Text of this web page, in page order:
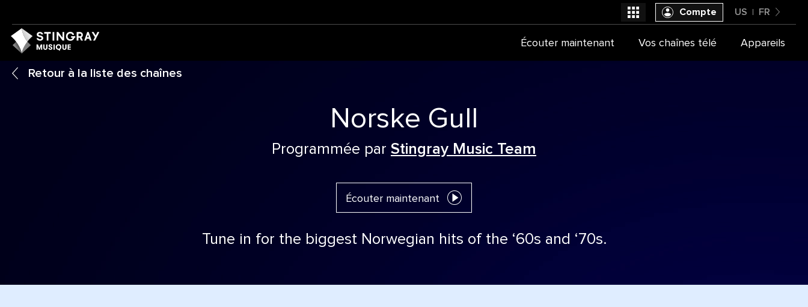
Retour à la liste des chaînes
Norske Gull
Programmée par Stingray Music Team
Écouter maintenant
Tune in for the biggest Norwegian hits of the ‘60s and ‘70s.
United States
US FR
Compte
Écouter maintenant Vos chaînes télé Appareils